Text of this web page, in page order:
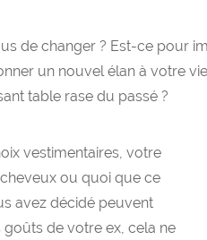
de changer ? Est-ce pour
un nouvel élan à votre
table rase du passé ?
vestimentaires, votre
ou quoi que ce
avez décidé peuvent
goûts de votre ex, cela ne